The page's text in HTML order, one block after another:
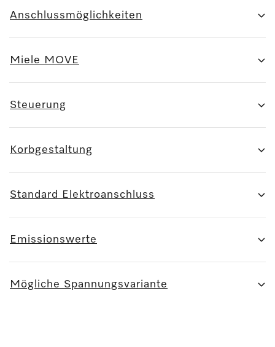
Anschlussmöglichkeiten
Miele MOVE
Steuerung
Korbgestaltung
Standard Elektroanschluss
Emissionswerte
Mögliche Spannungsvariante